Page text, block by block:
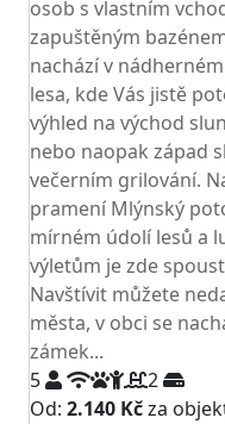
osob s vlastním
zapuštěným
nachází v
lesa, kde Vás jistě
výhled na východ
nebo naopak západ
večerním grilování.
pramení Mlýnský
mírném údolí lesů a
výletům je zde
Navštívit můžete
města, v obci se
zámek...
5
2
Od: 2.140 Kčza